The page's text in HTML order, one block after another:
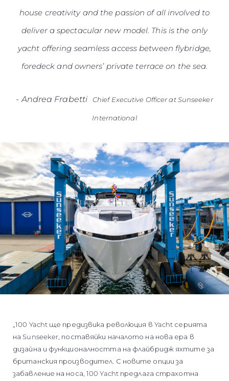
house creativity and the passion of all involved to
deliver a spectacular new model. This is the only
yacht offering seamless access between flybridge,
foredeck and owners’ private terrace on the sea.
-Andrea Frabetti Chief Executive Officer at Sunseeker
International
„100 Yacht ще предизвика революция в Yacht серията
на Sunseeker, поставяйки началото на нова ера в
дизайна и функционалността на флайбридж яхтите за
британския производител. С новите опции за
забавление на носа, 100 Yacht предлага страхотна